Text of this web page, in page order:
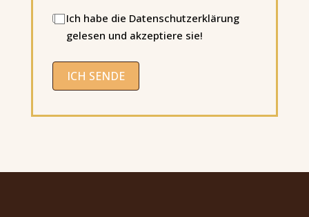
Ich habe die Datenschutzerklärung
gelesen und akzeptiere sie!
ICH SENDE